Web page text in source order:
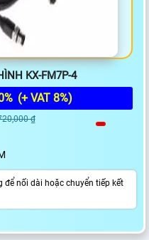
KX-FM7P-4
(+ VAT 8%)
₫
để nối dài hoặc chuyển tiếp kết